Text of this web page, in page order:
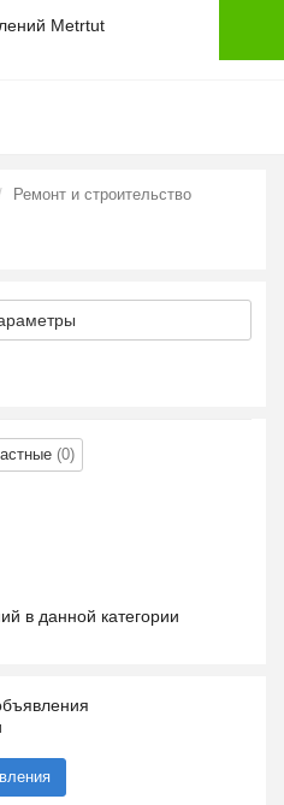
Ремонт и строительство
(0)
в данной категории